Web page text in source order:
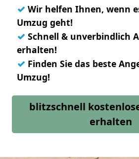
✓ Wir helfen Ihnen, wenn
Umzug geht!
✓ Schnell & unverbindlich
erhalten!
✓ Finden Sie das beste
Umzug!
blitzschnell
erhalten